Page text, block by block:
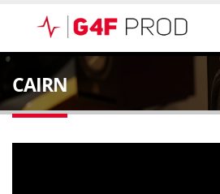
CAIRN